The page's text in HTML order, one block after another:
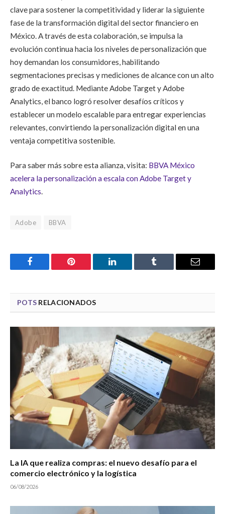
clave para sostener la competitividad y liderar la siguiente
fase de la transformación digital del sector financiero en
México. A través de esta colaboración, se impulsa la
evolución continua hacia los niveles de personalización que
hoy demandan los consumidores, habilitando
segmentaciones precisas y mediciones de alcance con un alto
grado de exactitud. Mediante Adobe Target y Adobe
Analytics, el banco logró resolver desafíos críticos y
establecer un modelo escalable para entregar experiencias
relevantes, convirtiendo la personalización digital en una
ventaja competitiva sostenible.
Para saber más sobre esta alianza, visita: BBVA México
acelera la personalización a escala con Adobe Target y
Analytics.
Adobe BBVA
Facebook Pinterest LinkedIn Tumblr Email
POTS RELACIONADOS
La IA que realiza compras: el nuevo desafío para el
comercio electrónico y la logística
06/08/2026